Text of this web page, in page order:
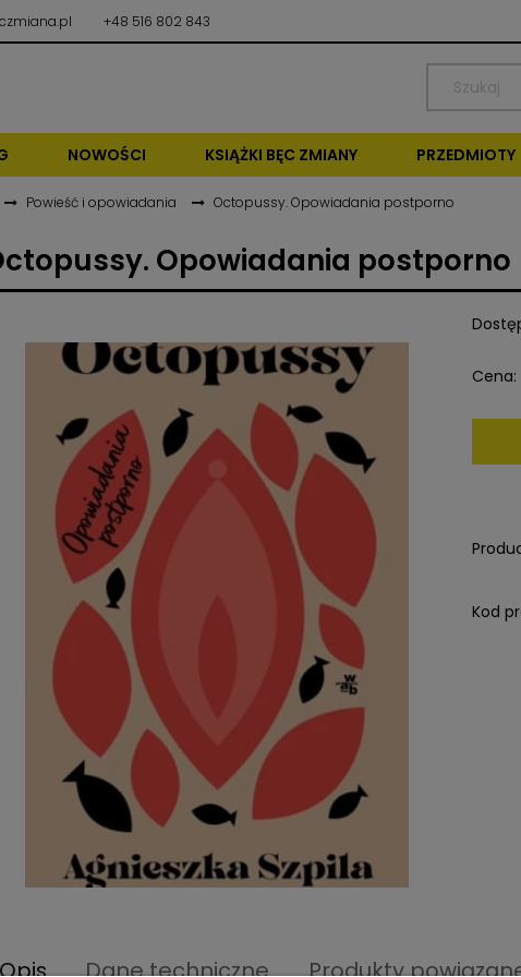
+48 516 802 843
NOWOŚCI KSIĄŻKI BĘC ZMIANY PRZEDMIOTY
Powieść i opowiadania Octopussy. Opowiadania postporno
Opowiadania postporno
Cena:
Kod
Opis Dane techniczne Produkty